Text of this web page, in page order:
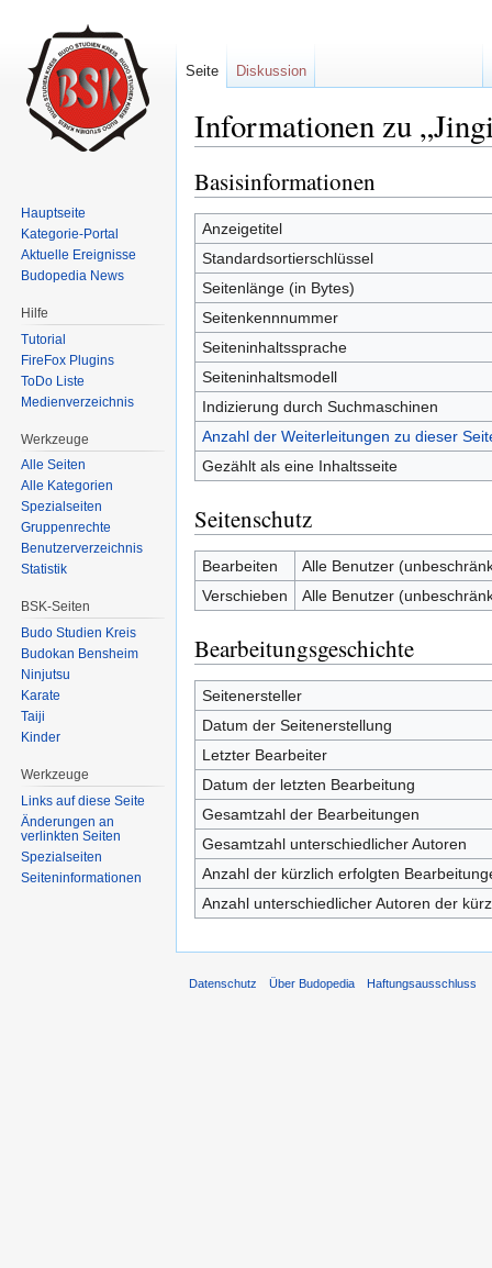
Informationen zu
Basisinformationen
Anzeigetitel
Standardsortierschlüssel
Seitenlänge (in Bytes)
Seitenkennnummer
Seiteninhaltssprache
Seiteninhaltsmodell
Indizierung durch Suchmaschinen
Anzahl der Weiterleitungen zu dieser
Gezählt als eine Inhaltsseite
Seitenschutz
Bearbeiten
Alle Benutzer
Verschieben
Alle Benutzer
Bearbeitungsgeschichte
Seitenersteller
Datum der Seitenerstellung
Letzter Bearbeiter
Datum der letzten Bearbeitung
Gesamtzahl der Bearbeitungen
Gesamtzahl unterschiedlicher Autoren
Anzahl der kürzlich erfolgten
Anzahl unterschiedlicher Autoren der
Seite Diskussion
Hauptseite
Kategorie-Portal
Aktuelle Ereignisse
Budopedia News
Hilfe
Tutorial
FireFox Plugins
ToDo Liste
Medienverzeichnis
Werkzeuge
Alle Seiten
Alle Kategorien
Spezialseiten
Gruppenrechte
Benutzerverzeichnis
Statistik
BSK-Seiten
Budo Studien Kreis
Budokan Bensheim
Ninjutsu
Karate
Taiji
Kinder
Werkzeuge
Links auf diese Seite
Änderungen an
verlinkten Seiten
Spezialseiten
Seiten­informationen
Datenschutz Über Budopedia Haftungsausschluss